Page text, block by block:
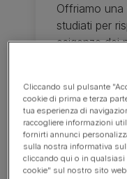
Offriamo
studiati per
esigenze dei
ama,
Vedi tutti i
Cliccando sul pulsante
cookie di prima e terza
tua esperienza di
raccogliere informazioni
fornirti annunci
sulla nostra informativa
cliccando qui o in
cookie" sul nostro sito